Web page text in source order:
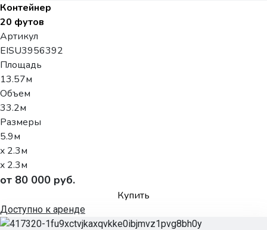
Контейнер
20 футов
Артикул
EISU3956392
Площадь
13.57м
Объем
33.2м
Размеры
5.9м
x 2.3м
x 2.3м
от 80 000 руб.
Купить
Доступно к аренде